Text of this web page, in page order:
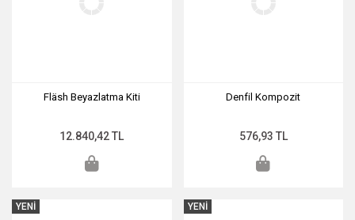
Fläsh Beyazlatma Kiti
12.840,42 TL
Denfil Kompozit
576,93 TL
YENİ YENİ